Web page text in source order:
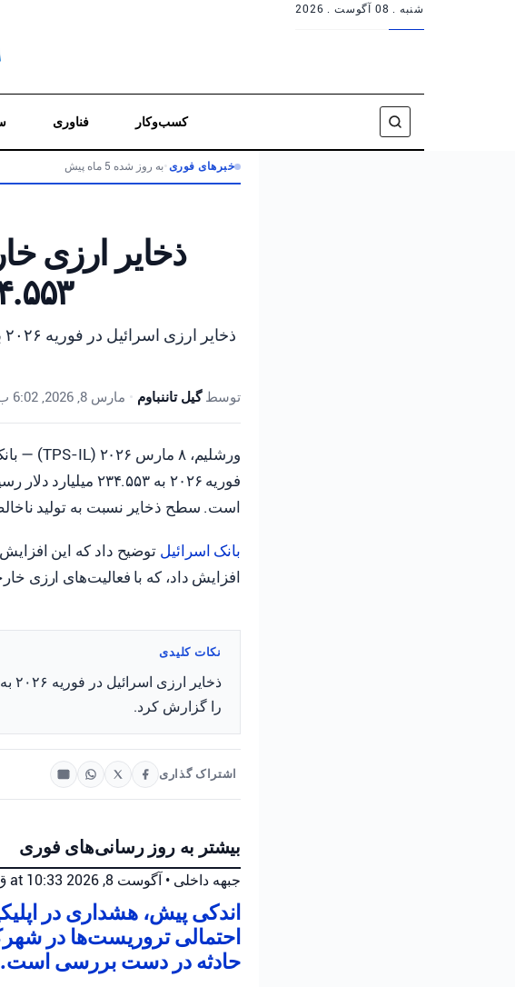
شنبه . 08 آگوست . 2026
کسب‌وکار فناوری
خبرهای فوری •به روز شده 5 ماه پیش
ذخایر ارزی
۲۳۴.۵۵۳
توسطگیل تاننباوم • مارس 8, 2026, 6:02 ب.ظ
ورشلیم، ۸ مارس ۲۰۲۶ (TPS-IL) — بانک
است. سطح ذخایر نسبت به تولید ناخالص داخلی
بانک اسرائیل
افزایش داد، که با فعالیت‌های ارزی خارجی دولت به
نکات کلیدی
را گزارش کرد.
اشتراک گذاری
بیشتر به روز رسانی‌های فوری
جبهه داخلی • آگوست 8, 2026 at 10:33 ق.ظ
اندکی پیش، هشداری در
احتمالی تروریست‌ها در
حادثه در دست بررسی است.